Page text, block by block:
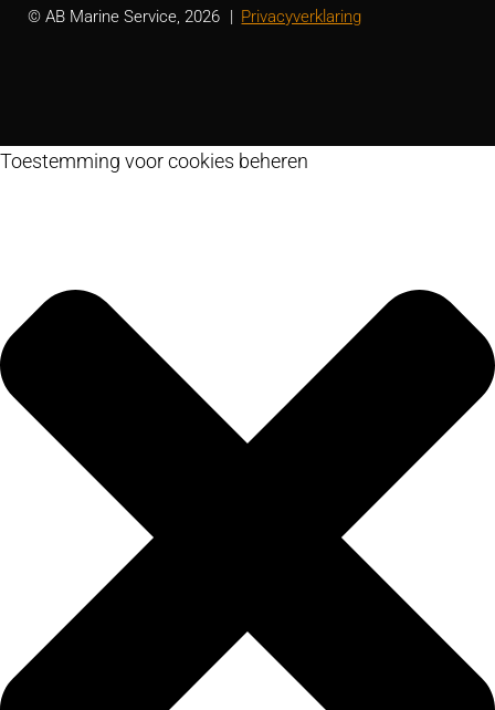
© AB Marine Service, 2026 Privacyverklaring
Toestemming voor cookies beheren